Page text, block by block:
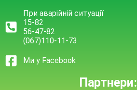
При аварійній ситуації
15-82
56-47-82
(067)110-11-73
Ми у Facebook
Партнери: